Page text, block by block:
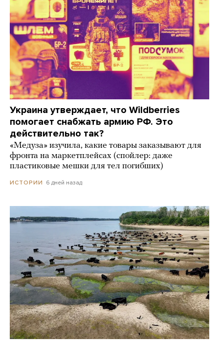
Украина утверждает, что Wildberries
помогает снабжать армию РФ. Это
действительно так?
«Медуза» изучила, какие товары заказывают для
фронта на маркетплейсах (спойлер: даже
пластиковые мешки для тел погибших)
ИСТОРИИ 6 дней назад